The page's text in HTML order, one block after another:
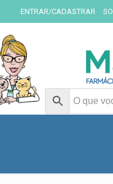
ENTRAR/CADASTRAR